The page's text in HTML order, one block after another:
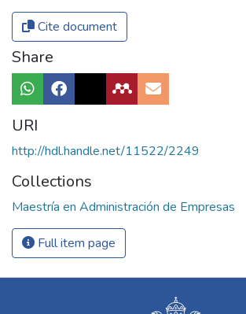
Cite document
Share
URI
http://hdl.handle.net/11522/2249
Collections
Maestría en Administración de Empresas
Full item page